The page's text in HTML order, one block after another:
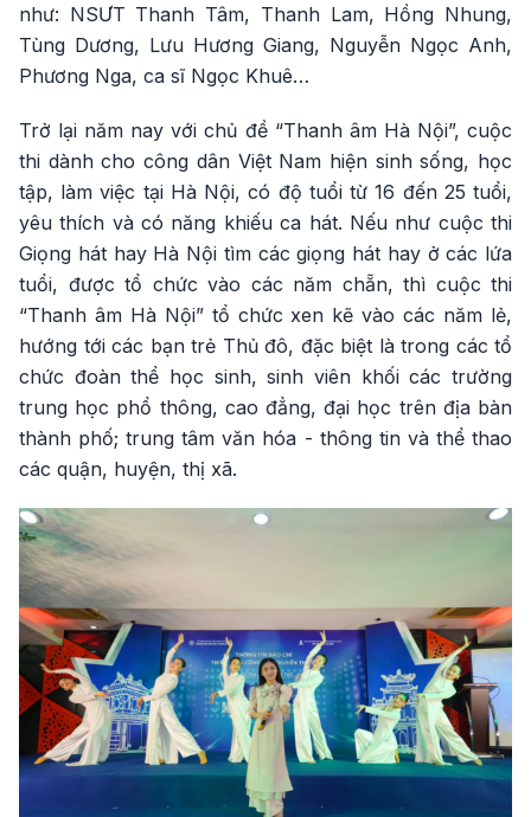
như: NSƯT Thanh Tâm, Thanh Lam, Hồng Nhung,
Tùng Dương, Lưu Hương Giang, Nguyễn Ngọc Anh,
Phương Nga, ca sĩ Ngọc Khuê…
Trở lại năm nay với chủ đề “Thanh âm Hà Nội”, cuộc
thi dành cho công dân Việt Nam hiện sinh sống, học
tập, làm việc tại Hà Nội, có độ tuổi từ 16 đến 25 tuổi,
yêu thích và có năng khiếu ca hát. Nếu như cuộc thi
Giọng hát hay Hà Nội tìm các giọng hát hay ở các lứa
tuổi, được tổ chức vào các năm chẵn, thì cuộc thi
“Thanh âm Hà Nội” tổ chức xen kẽ vào các năm lẻ,
hướng tới các bạn trẻ Thủ đô, đặc biệt là trong các tổ
chức đoàn thể học sinh, sinh viên khối các trường
trung học phổ thông, cao đẳng, đại học trên địa bàn
thành phố; trung tâm văn hóa - thông tin và thể thao
các quận, huyện, thị xã.